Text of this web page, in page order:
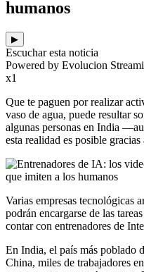
humanos
▶
Escuchar esta noticia
Powered by Evolucion
x1
Que te paguen por realizar
vaso de agua, puede resultar
algunas personas en India
esta realidad es posible
Varias empresas tecnológicas
podrán encargarse de las
contar con entrenadores de
En India, el país más poblado
China, miles de trabajadores